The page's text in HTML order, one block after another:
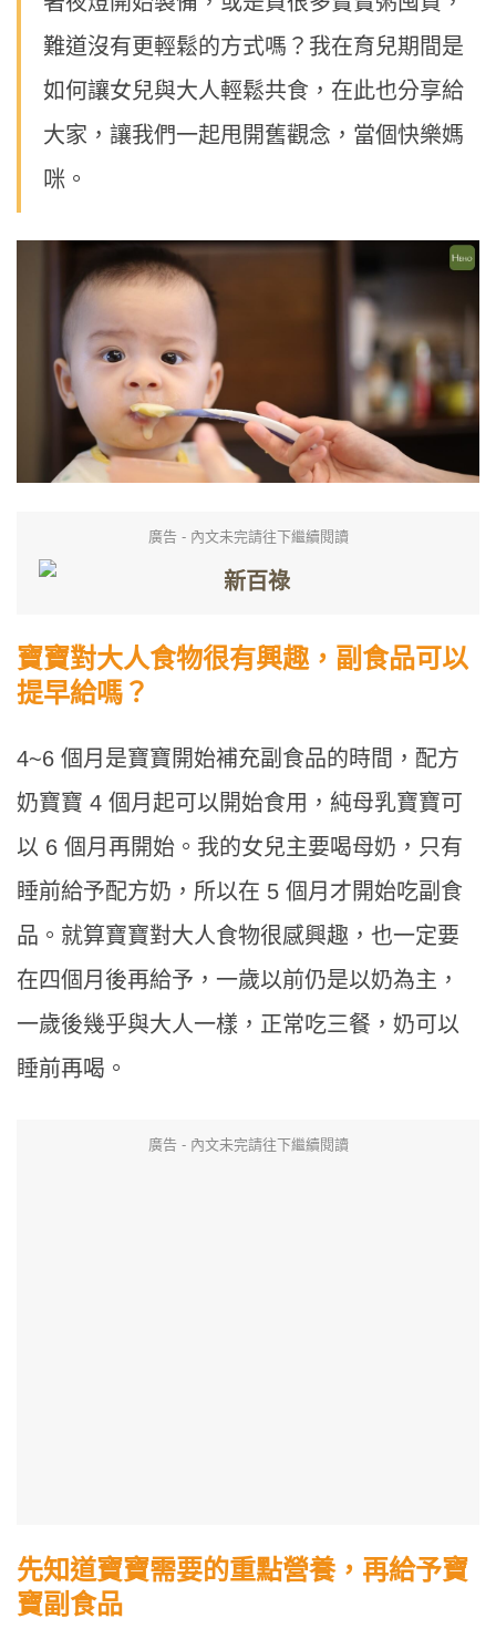
難道沒有更輕鬆的方式嗎？我在育兒期間是
如何讓女兒與大人輕鬆共食，在此也分享給
大家，讓我們一起甩開舊觀念，當個快樂媽
咪。
廣告 - 內文未完請往下繼續閱讀
寶寶對大人食物很有興趣，副食品可以
提早給嗎？
4~6 個月是寶寶開始補充副食品的時間，配方
奶寶寶 4 個月起可以開始食用，純母乳寶寶可
以 6 個月再開始。我的女兒主要喝母奶，只有
睡前給予配方奶，所以在 5 個月才開始吃副食
品。就算寶寶對大人食物很感興趣，也一定要
在四個月後再給予，一歲以前仍是以奶為主，
一歲後幾乎與大人一樣，正常吃三餐，奶可以
睡前再喝。
廣告 - 內文未完請往下繼續閱讀
先知道寶寶需要的重點營養，再給予寶
寶副食品